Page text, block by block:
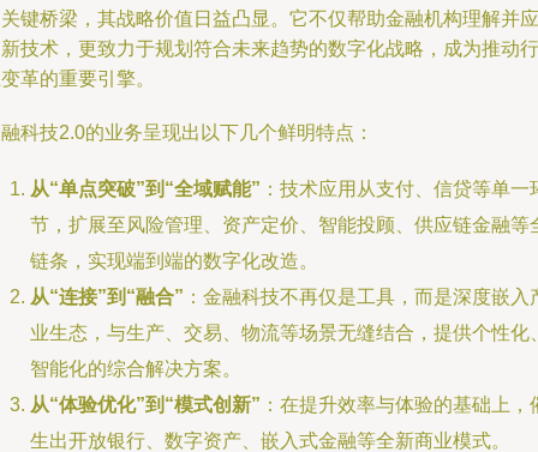
键桥梁，其战略价值日益凸显。它不仅帮助金融机构理解并应
技术，更致力于规划符合未来趋势的数字化战略，成为推动行
革的重要引擎。
科技2.0的业务呈现出以下几个鲜明特点：
从“单点突破”到“全域赋能” ：技术应用从支付、信贷等单一
节，扩展至风险管理、资产定价、智能投顾、供应链金融等
链条，实现端到端的数字化改造。
从“连接”到“融合” ：金融科技不再仅是工具，而是深度嵌入
业生态，与生产、交易、物流等场景无缝结合，提供个性化
智能化的综合解决方案。
从“体验优化”到“模式创新” ：在提升效率与体验的基础上，
生出开放银行、数字资产、嵌入式金融等全新商业模式。